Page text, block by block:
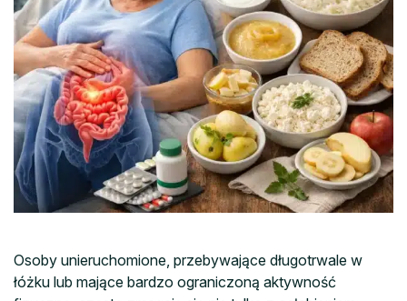
Osoby unieruchomione, przebywające długotrwale w
łóżku lub mające bardzo ograniczoną aktywność